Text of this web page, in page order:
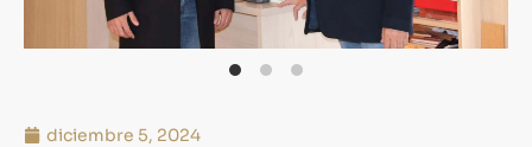
diciembre 5, 2024